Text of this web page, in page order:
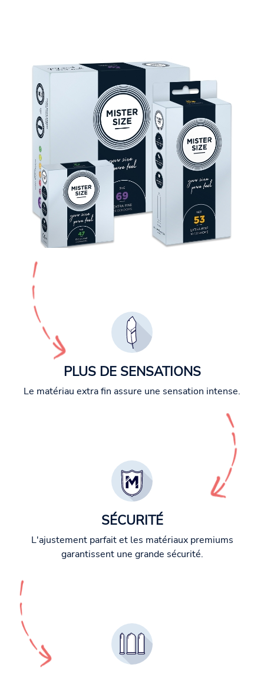
PLUS DE SENSATIONS
Le matériau extra fin assure une sensation intense.
SÉCURITÉ
L'ajustement parfait et les matériaux premiums
garantissent une grande sécurité.